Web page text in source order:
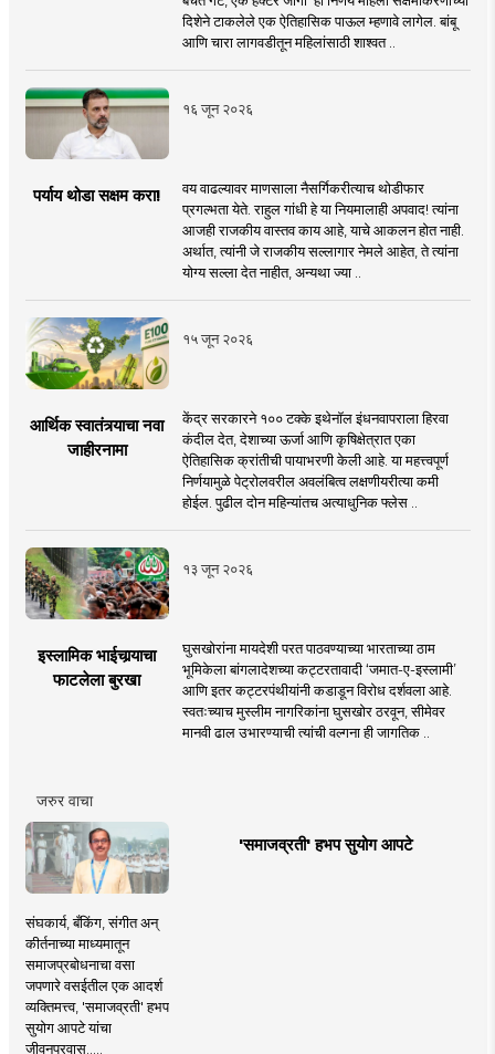
दिशेने टाकलेले एक ऐतिहासिक पाऊल म्हणावे लागेल. बांबू
आणि चारा लागवडीतून महिलांसाठी शाश्वत ..
१६ जून २०२६
पर्याय थोडा सक्षम करा!
वय वाढल्यावर माणसाला नैसर्गिकरीत्याच थोडीफार
प्रगल्भता येते. राहुल गांधी हे या नियमालाही अपवाद! त्यांना
आजही राजकीय वास्तव काय आहे, याचे आकलन होत नाही.
अर्थात, त्यांनी जे राजकीय सल्लागार नेमले आहेत, ते त्यांना
योग्य सल्ला देत नाहीत, अन्यथा ज्या ..
१५ जून २०२६
आर्थिक स्वातंत्र्याचा नवा
जाहीरनामा
केंद्र सरकारने १०० टक्के इथेनॉल इंधनवापराला हिरवा
कंदील देत, देशाच्या ऊर्जा आणि कृषिक्षेत्रात एका
ऐतिहासिक क्रांतीची पायाभरणी केली आहे. या महत्त्वपूर्ण
निर्णयामुळे पेट्रोलवरील अवलंबित्व लक्षणीयरीत्या कमी
होईल. पुढील दोन महिन्यांतच अत्याधुनिक फ्लेस ..
१३ जून २०२६
इस्लामिक भाईचार्‍याचा
फाटलेला बुरखा
घुसखोरांना मायदेशी परत पाठवण्याच्या भारताच्या ठाम
भूमिकेला बांगलादेशच्या कट्टरतावादी ‘जमात-ए-इस्लामी’
आणि इतर कट्टरपंथीयांनी कडाडून विरोध दर्शवला आहे.
स्वतःच्याच मुस्लीम नागरिकांना घुसखोर ठरवून, सीमेवर
मानवी ढाल उभारण्याची त्यांची वल्गना ही जागतिक ..
जरुर वाचा
'समाजव्रती' हभप सुयोग आपटे
संघकार्य, बँकिंग, संगीत अन्
कीर्तनाच्या माध्यमातून
समाजप्रबोधनाचा वसा
जपणारे वसईतील एक आदर्श
व्यक्तिमत्त्व, 'समाजव्रती' हभप
सुयोग आपटे यांचा
जीवनप्रवास.....